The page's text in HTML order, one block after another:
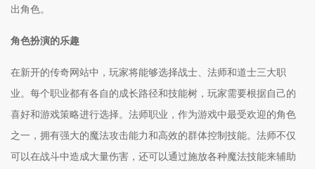
出角色。
角色扮演的乐趣
在新开的传奇网站中，玩家将能够选择战士、法师和道士三大职
业。每个职业都有各自的成长路径和技能树，玩家需要根据自己的
喜好和游戏策略进行选择。法师职业，作为游戏中最受欢迎的角色
之一，拥有强大的魔法攻击能力和高效的群体控制技能。法师不仅
可以在战斗中造成大量伤害，还可以通过施放各种魔法技能来辅助